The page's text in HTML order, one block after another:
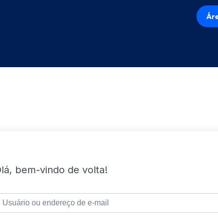
bem-vindo de volta!